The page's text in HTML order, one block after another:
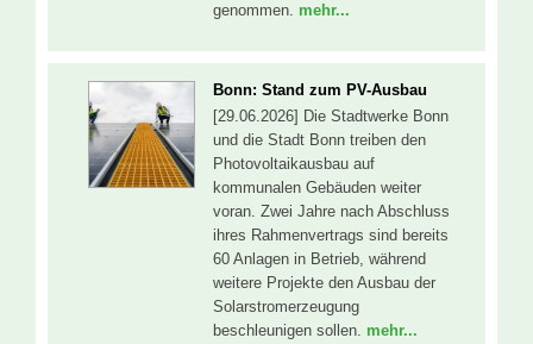
genommen. mehr...
Bonn: Stand zum PV-Ausbau
[29.06.2026] Die Stadtwerke Bonn
und die Stadt Bonn treiben den
Photovoltaikausbau auf
kommunalen Gebäuden weiter
voran. Zwei Jahre nach Abschluss
ihres Rahmenvertrags sind bereits
60 Anlagen in Betrieb, während
weitere Projekte den Ausbau der
Solarstromerzeugung
beschleunigen sollen. mehr...